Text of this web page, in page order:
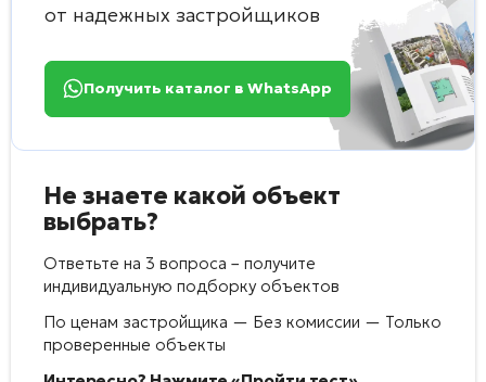
от надежных застройщиков
Получить каталог в WhatsApp
Не знаете какой объект
выбрать?
Ответьте на 3 вопроса – получите
индивидуальную подборку объектов
По ценам застройщика — Без комиссии — Только
проверенные объекты